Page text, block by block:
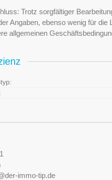
Trotz sorgfältiger
Angaben, ebenso wenig für
allgemeinen
immo-tip.de